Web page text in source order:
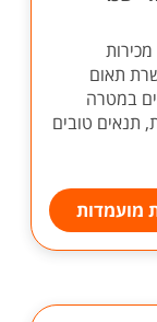
תאום
במטרה
תנאים טובים
מועמדות